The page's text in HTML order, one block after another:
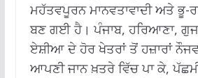
ਮਹੱਤਵਪੂਰਨ ਮਾਨਵਤਾਵਾਦੀ ਅਤੇ ਭੂ-
ਬਣ ਗਈ ਹੈ। ਪੰਜਾਬ, ਹਰਿਆਣਾ,
ਏਸ਼ੀਆ ਦੇ ਹੋਰ ਖੇਤਰਾਂ ਤੋਂ ਹਜ਼ਾਰਾਂ
ਆਪਣੀ ਜਾਨ ਖ਼ਤਰੇ ਵਿੱਚ ਪਾ ਕੇ,